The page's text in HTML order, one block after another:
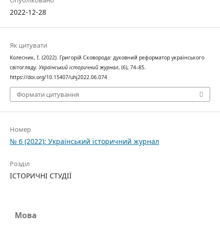
2022-12-28
Як цитувати
Колесник, І. (2022). Григорій Сковорода: духовний реформатор українського
світогляду. Український історичний журнал, (6), 74–85.
https://doi.org/10.15407/uhj2022.06.074
Формати цитування
Номер
№ 6 (2022): Український історичний журнал
Розділ
ІСТОРИЧНІ СТУДІЇ
Мова